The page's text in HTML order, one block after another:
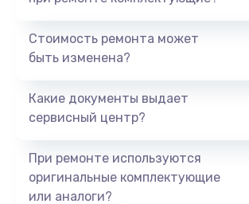
1440 руб.
Ремонт южного моста
Замена батарейки BIOS
Стоимость ремонта может
быть изменена?
Какие документы выдает
сервисный центр?
При ремонте используются
оригинальные комплектующие
или аналоги?